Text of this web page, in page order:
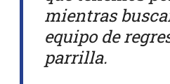
mientras
equipo de
parrilla.